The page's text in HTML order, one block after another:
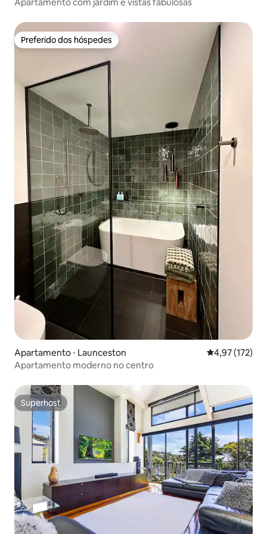
Preferido dos hóspedes
Preferido dos hóspedes
Apartamento ⋅ Launceston 4,97 de uma
4,97 (172)
Apartamento moderno no centro
Superhost
Superhost